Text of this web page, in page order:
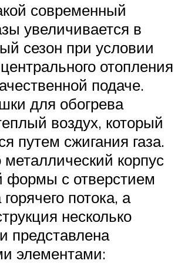
современный
увеличивается в
сезон при условии
отопления
подаче.
для обогрева
воздух, который
путем сжигания газа.
корпус
формы с отверстием
потока, а
несколько
представлена
элементами: